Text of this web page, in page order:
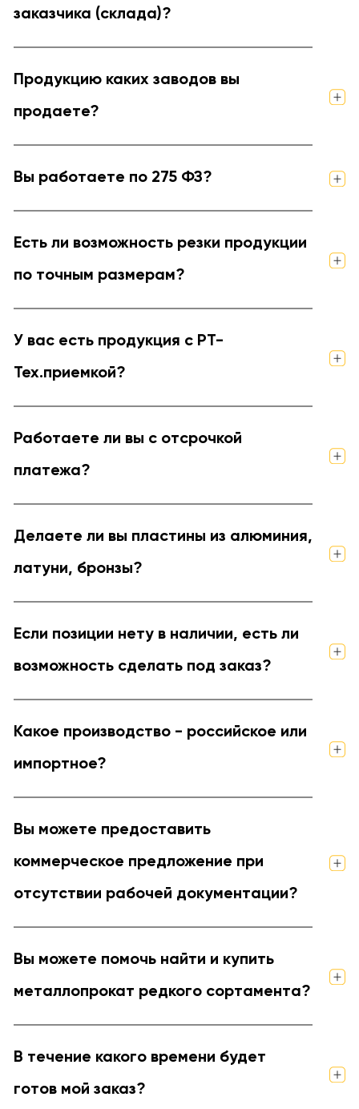
заказчика (склада)?
Продукцию каких заводов вы
продаете?
Вы работаете по 275 ФЗ?
Есть ли возможность резки продукции
по точным размерам?
У вас есть продукция с РТ-
Тех.приемкой?
Работаете ли вы с отсрочкой
платежа?
Делаете ли вы пластины из алюминия,
латуни, бронзы?
Если позиции нету в наличии, есть ли
возможность сделать под заказ?
Какое производство - российское или
импортное?
Вы можете предоставить
коммерческое предложение при
отсутствии рабочей документации?
Вы можете помочь найти и купить
металлопрокат редкого сортамента?
В течение какого времени будет
готов мой заказ?